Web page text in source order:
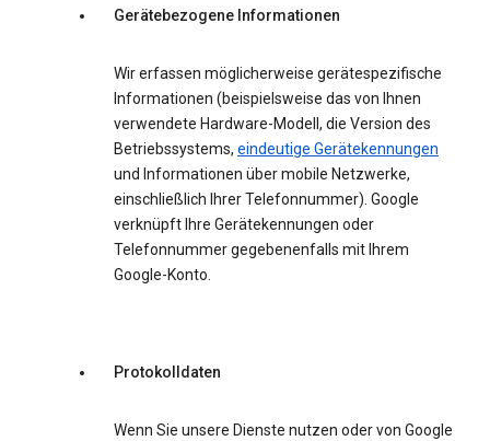
Gerätebezogene Informationen
Wir erfassen möglicherweise gerätespezifische
Informationen (beispielsweise das von Ihnen
verwendete Hardware-Modell, die Version des
Betriebssystems, eindeutige Gerätekennungen
und Informationen über mobile Netzwerke,
einschließlich Ihrer Telefonnummer). Google
verknüpft Ihre Gerätekennungen oder
Telefonnummer gegebenenfalls mit Ihrem
Google-Konto.
Protokolldaten
Wenn Sie unsere Dienste nutzen oder von Google